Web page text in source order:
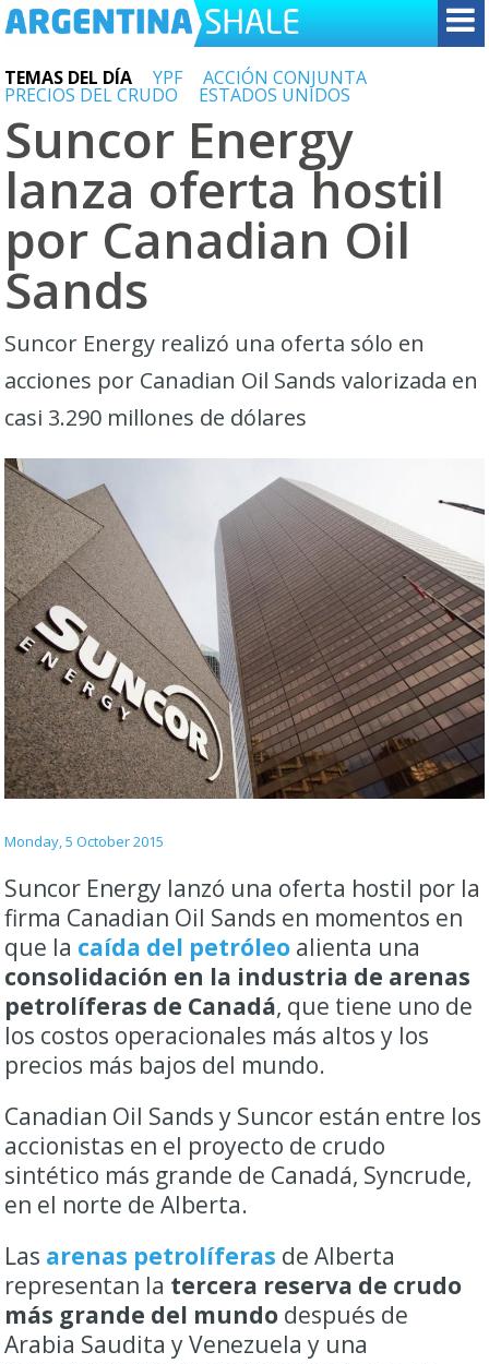
TEMAS DEL DÍA YPF ACCIÓN CONJUNTA
PRECIOS DEL CRUDO ESTADOS UNIDOS
Suncor Energy
lanza oferta hostil
por Canadian Oil
Sands
Suncor Energy realizó una oferta sólo en
acciones por Canadian Oil Sands valorizada en
casi 3.290 millones de dólares
Monday, 5 October 2015
Suncor Energy lanzó una oferta hostil por la
firma Canadian Oil Sands en momentos en
que la caída del petróleo alienta una
consolidación en la industria de arenas
petrolíferas de Canadá, que tiene uno de
los costos operacionales más altos y los
precios más bajos del mundo.
Canadian Oil Sands y Suncor están entre los
accionistas en el proyecto de crudo
sintético más grande de Canadá, Syncrude,
en el norte de Alberta.
Las arenas petrolíferas de Alberta
representan la tercera reserva de crudo
más grande del mundo después de
Arabia Saudita y Venezuela y una